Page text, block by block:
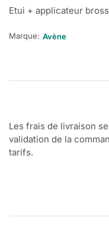
Etui + applicateur
Marque: Avène
Les frais de livraison
validation de la
tarifs.